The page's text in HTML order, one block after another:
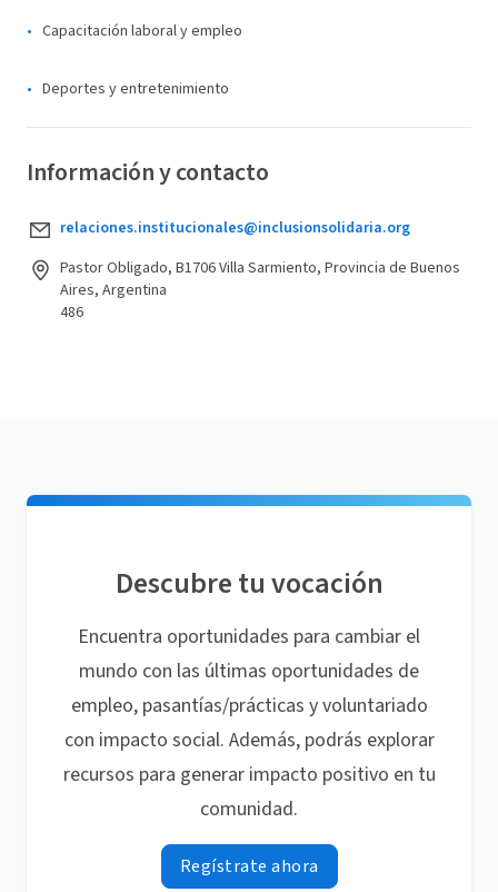
Capacitación laboral y empleo
Deportes y entretenimiento
Información y contacto
relaciones.institucionales@inclusionsolidaria.org
Pastor Obligado, B1706 Villa Sarmiento, Provincia de Buenos
Aires, Argentina
486
Descubre tu vocación
Encuentra oportunidades para cambiar el
mundo con las últimas oportunidades de
empleo, pasantías/prácticas y voluntariado
con impacto social. Además, podrás explorar
recursos para generar impacto positivo en tu
comunidad.
Regístrate ahora